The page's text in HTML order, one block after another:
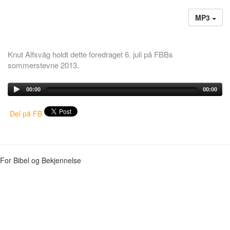
MP3
Knut Alfsvåg holdt dette foredraget 6. juli på FBBs
sommerstevne 2013.
00:00 00:00
Del på FB
For Bibel og Bekjennelse